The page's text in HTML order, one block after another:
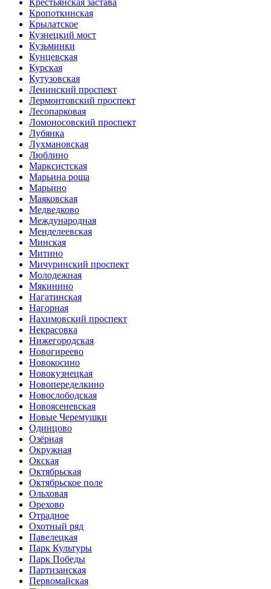
Кропоткинс­кая
Крылатское
Кузнецкий мост
Кузьминки
Кунцевская
Курская
Кутузовская
Ленинский проспект
Лермонтовский проспект
Лесопарковая
Ломоносовский проспект
Лубянка
Лухмановская
Люблино
Марксистская
Марьина роща
Марьино
Маяковская
Медведково
Международная
Менделеевская
Минская
Митино
Мичуринский проспект
Молодежная
Мякинино
Нагатинская
Нагорная
Нахимовский проспект
Некрасовка
Нижегородская
Новогиреево
Новокосино
Новокузнецкая
Новопере­делкино
Новослободская
Новоясе­невская
Новые Черемушки
Одинцово
Озёрная
Окружная
Окская
Октябрьская
Октябрьское поле
Ольховая
Орехово
Отрадное
Охотный ряд
Павелецкая
Парк Культуры
Парк Победы
Партизанская
Первомайская